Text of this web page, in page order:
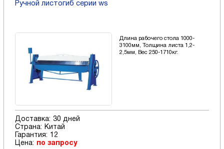
Ручной листогиб серии ws
Длина рабочего стола 1000-
3100мм, Толщина листа 1,2-
2,5мм, Вес 250-1710кг.
Доставка: 30 дней
Страна:
Китай
Гарантия:
12
Цена:
по запросу